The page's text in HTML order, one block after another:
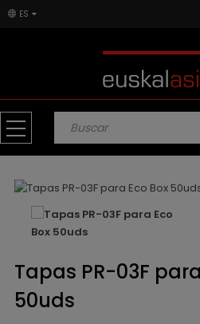
ES
Tapas PR-03F
50uds